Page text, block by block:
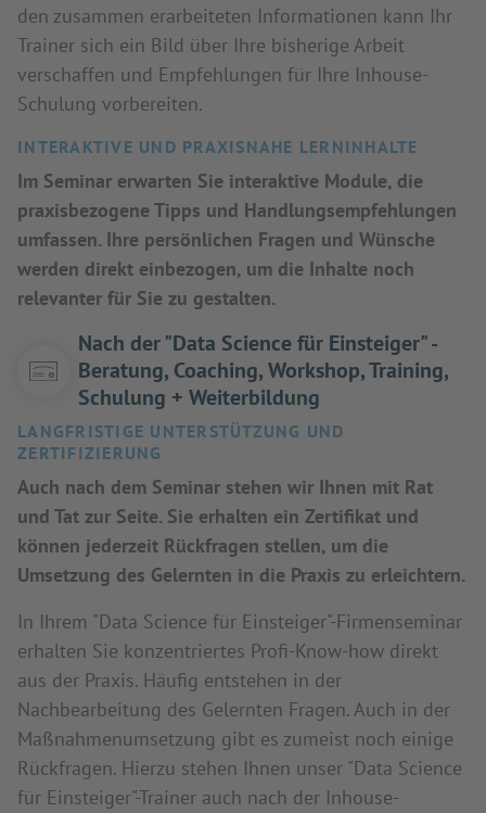
den zusammen erarbeiteten Informationen kann Ihr
Trainer sich ein Bild über Ihre bisherige Arbeit
verschaffen und Empfehlungen für Ihre Inhouse-
Schulung vorbereiten.
INTERAKTIVE UND PRAXISNAHE LERNINHALTE
Im Seminar erwarten Sie interaktive Module, die
praxisbezogene Tipps und Handlungsempfehlungen
umfassen. Ihre persönlichen Fragen und Wünsche
werden direkt einbezogen, um die Inhalte noch
relevanter für Sie zu gestalten.
Nach der "Data Science für Einsteiger" -
Beratung, Coaching, Workshop, Training,
Schulung + Weiterbildung
LANGFRISTIGE UNTERSTÜTZUNG UND
ZERTIFIZIERUNG
Auch nach dem Seminar stehen wir Ihnen mit Rat
und Tat zur Seite. Sie erhalten ein Zertifikat und
können jederzeit Rückfragen stellen, um die
Umsetzung des Gelernten in die Praxis zu erleichtern.
In Ihrem "Data Science für Einsteiger"-Firmenseminar
erhalten Sie konzentriertes Profi-Know-how direkt
aus der Praxis. Häufig entstehen in der
Nachbearbeitung des Gelernten Fragen. Auch in der
Maßnahmenumsetzung gibt es zumeist noch einige
Rückfragen. Hierzu stehen Ihnen unser "Data Science
für Einsteiger"-Trainer auch nach der Inhouse-